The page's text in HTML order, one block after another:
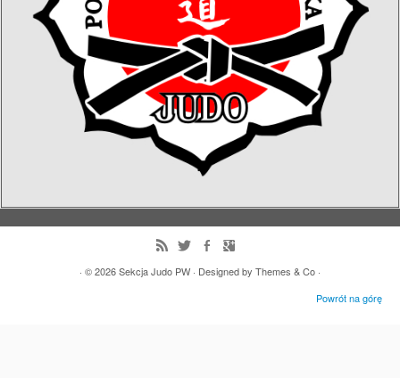
· © 2026Sekcja Judo PW · Designed by Themes & Co ·
Powrót na górę